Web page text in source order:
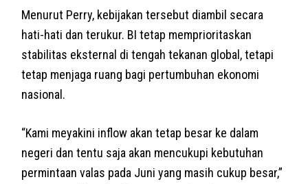
Menurut Perry, kebijakan tersebut diambil secara
hati-hati dan terukur. BI tetap memprioritaskan
stabilitas eksternal di tengah tekanan global, tetapi
tetap menjaga ruang bagi pertumbuhan ekonomi
nasional.
“Kami meyakini inflow akan tetap besar ke dalam
negeri dan tentu saja akan mencukupi kebutuhan
permintaan valas pada Juni yang masih cukup besar,”